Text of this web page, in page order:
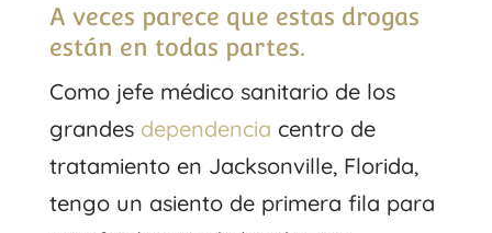
A veces parece que estas drogas
están en todas partes.
Como jefe médico sanitario de los
grandes dependencia centro de
tratamiento en Jacksonville, Florida,
tengo un asiento de primera fila para